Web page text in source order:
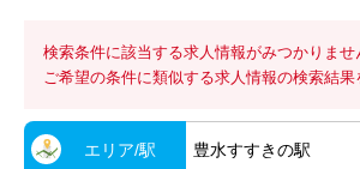
検索条件に該当する求人情報がみつかりませ
ご希望の条件に類似する求人情報の検索結果
エリア/駅 豊水すすきの駅